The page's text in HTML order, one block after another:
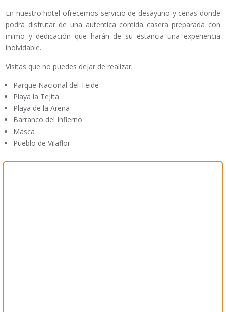
En nuestro hotel ofrecemos servicio de desayuno y cenas donde
podrá disfrutar de una autentica comida casera preparada con
mimo y dedicación que harán de su estancia una experiencia
inolvidable.
Visitas que no puedes dejar de realizar:
Parque Nacional del Teide
Playa la Tejita
Playa de la Arena
Barranco del Infierno
Masca
Pueblo de Vilaflor